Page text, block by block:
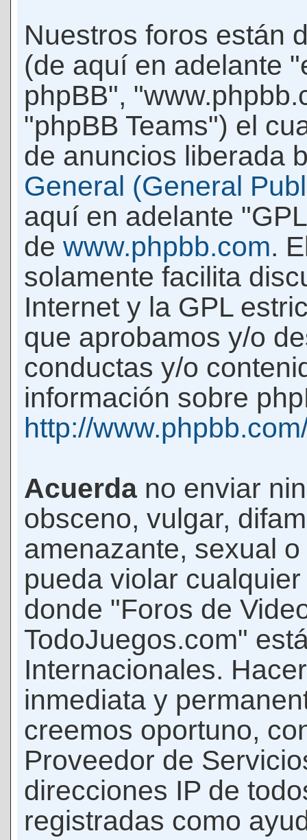
Nuestros foros están
(de aquí en adelante
phpBB",
"phpBB Teams") el
de anuncios liberada
General (General
aquí en adelante
de www.phpbb.com.
solamente facilita
Internet y la GPL
que aprobamos y/o
conductas y/o
información sobre
http://
Acuerda no enviar
obsceno, vulgar,
amenazante, sexual
pueda violar
donde "Foros de
TodoJuegos.com"
Internacionales.
inmediata y
creemos oportuno,
Proveedor de
direcciones IP de
registradas como